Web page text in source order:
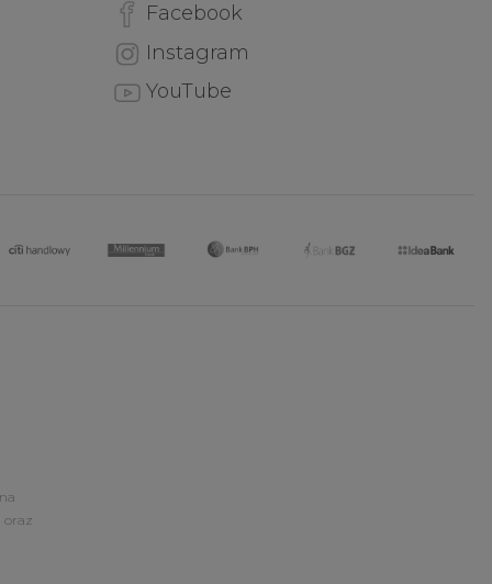
Facebook
Instagram
YouTube
oraz